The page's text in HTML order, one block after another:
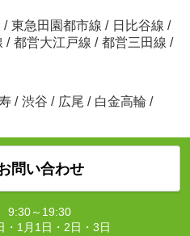
/ 東急田園都市線 / 日比谷線 /
/ 都営大江戸線 / 都営三田線 /
/ 渋谷 / 広尾 / 白金高輪 /
問い合わせ
9:30～19:30
・1月1日・2日・3日